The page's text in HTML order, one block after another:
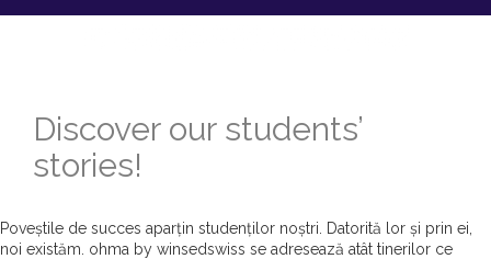
Discover our students’
stories!
Poveștile de succes aparțin studenților noștri. Datorită lor și prin ei,
noi existăm. ohma by winsedswiss se adresează atât tinerilor ce